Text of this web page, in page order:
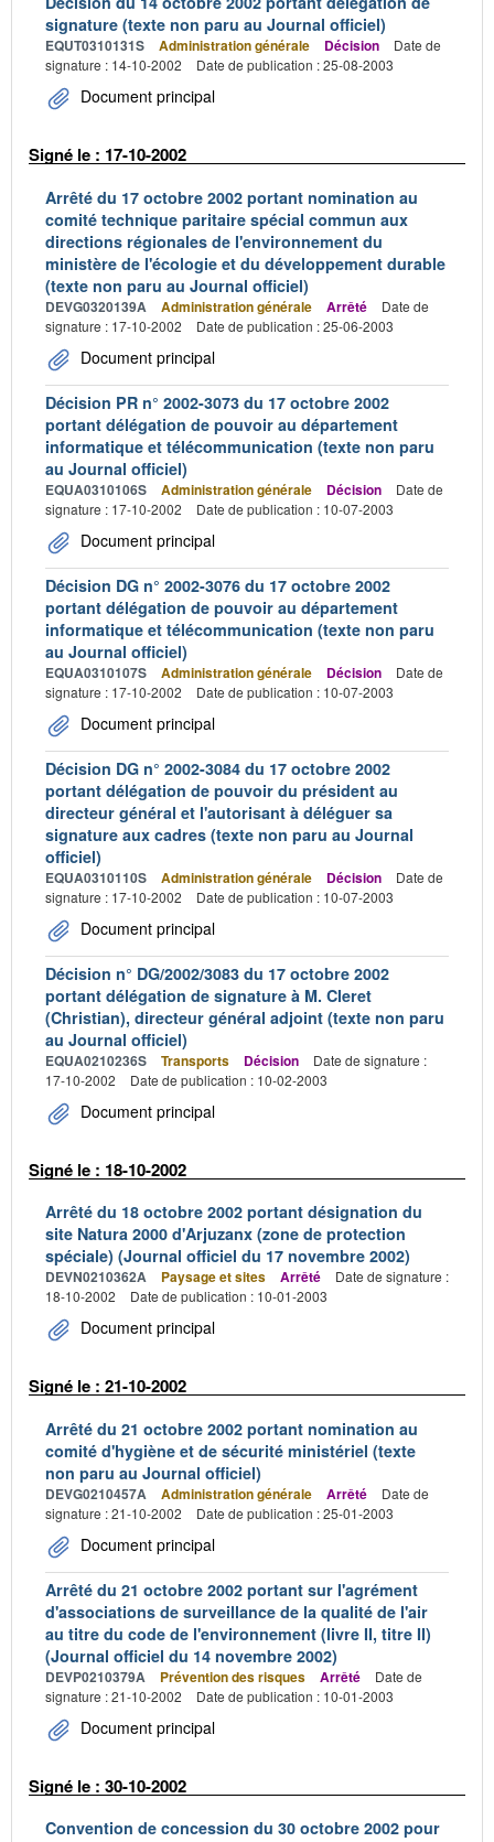
signature (texte non paru au Journal officiel)
EQUT0310131S Administration générale Décision
Date de
signature : 14-10-2002
Date de publication : 25-08-2003
Document principal
Signé le : 17-10-2002
Arrêté du 17 octobre 2002 portant nomination au
comité technique paritaire spécial commun aux
directions régionales de l'environnement du
ministère de l'écologie et du développement durable
(texte non paru au Journal officiel)
DEVG0320139A Administration générale Arrêté
Date de
signature : 17-10-2002
Date de publication : 25-06-2003
Document principal
Décision PR n° 2002-3073 du 17 octobre 2002
portant délégation de pouvoir au département
informatique et télécommunication (texte non paru
au Journal officiel)
EQUA0310106S Administration générale Décision
Date de
signature : 17-10-2002
Date de publication : 10-07-2003
Document principal
Décision DG n° 2002-3076 du 17 octobre 2002
portant délégation de pouvoir au département
informatique et télécommunication (texte non paru
au Journal officiel)
EQUA0310107S Administration générale Décision
Date de
signature : 17-10-2002
Date de publication : 10-07-2003
Document principal
Décision DG n° 2002-3084 du 17 octobre 2002
portant délégation de pouvoir du président au
directeur général et l'autorisant à déléguer sa
signature aux cadres (texte non paru au Journal
officiel)
EQUA0310110S Administration générale Décision
Date de
signature : 17-10-2002
Date de publication : 10-07-2003
Document principal
Décision n° DG/2002/3083 du 17 octobre 2002
portant délégation de signature à M. Cleret
(Christian), directeur général adjoint (texte non paru
au Journal officiel)
EQUA0210236S Transports Décision
Date de signature :
17-10-2002
Date de publication : 10-02-2003
Document principal
Signé le : 18-10-2002
Arrêté du 18 octobre 2002 portant désignation du
site Natura 2000 d'Arjuzanx (zone de protection
spéciale) (Journal officiel du 17 novembre 2002)
DEVN0210362A Paysage et sites Arrêté
Date de signature :
18-10-2002
Date de publication : 10-01-2003
Document principal
Signé le : 21-10-2002
Arrêté du 21 octobre 2002 portant nomination au
comité d'hygiène et de sécurité ministériel (texte
non paru au Journal officiel)
DEVG0210457A Administration générale Arrêté
Date de
signature : 21-10-2002
Date de publication : 25-01-2003
Document principal
Arrêté du 21 octobre 2002 portant sur l'agrément
d'associations de surveillance de la qualité de l'air
au titre du code de l'environnement (livre II, titre II)
(Journal officiel du 14 novembre 2002)
DEVP0210379A Prévention des risques Arrêté
Date de
signature : 21-10-2002
Date de publication : 10-01-2003
Document principal
Signé le : 30-10-2002
Convention de concession du 30 octobre 2002 pour